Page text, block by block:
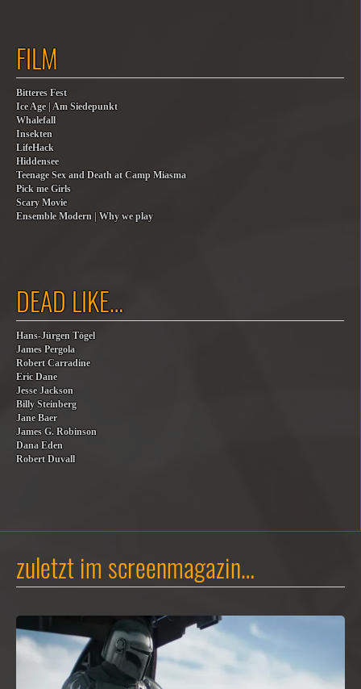
FILM
Bitteres Fest
Ice Age | Am Siedepunkt
Whalefall
Insekten
LifeHack
Hiddensee
Teenage Sex and Death at Camp Miasma
Pick me Girls
Scary Movie
Ensemble Modern | Why we play
DEAD LIKE…
Hans-Jürgen Tögel
James Pergola
Robert Carradine
Eric Dane
Jesse Jackson
Billy Steinberg
Jane Baer
James G. Robinson
Dana Eden
Robert Duvall
zuletzt im screenmagazin…